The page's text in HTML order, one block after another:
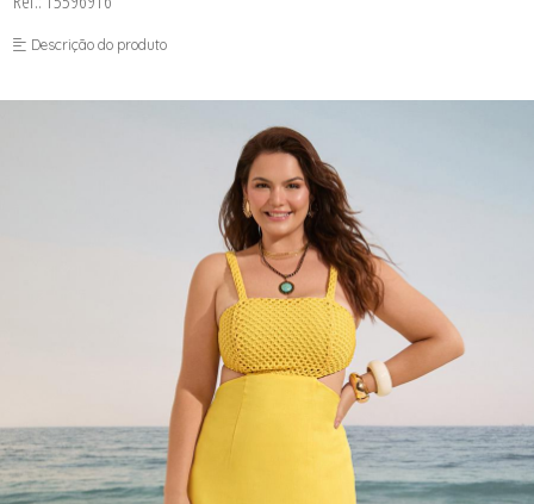
FUSEA-AGOSTO I-
LONGO-AGOSTO I-
MACAC-AGOSTO I-
Descrição do produto